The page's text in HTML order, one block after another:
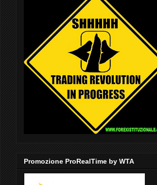
Promozione ProRealTime by WTA